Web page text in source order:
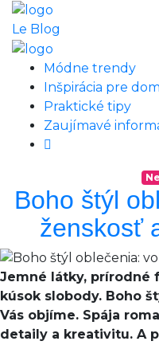
Le Blog
Módne trendy
Inšpirácia pre
Praktické tipy
Zaujímavé
Boho štýl
ženskosť
Jemné látky, prírodné
kúsok slobody. Boho
Vás objíme. Spája
detaily a kreativitu. A